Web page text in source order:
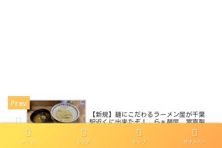
【新規】麺にこだわるラーメン屋が千葉
駅近くに出来たぞ！ らぁ麺屋 富喜製
ホーム シェア トップ サイドバー